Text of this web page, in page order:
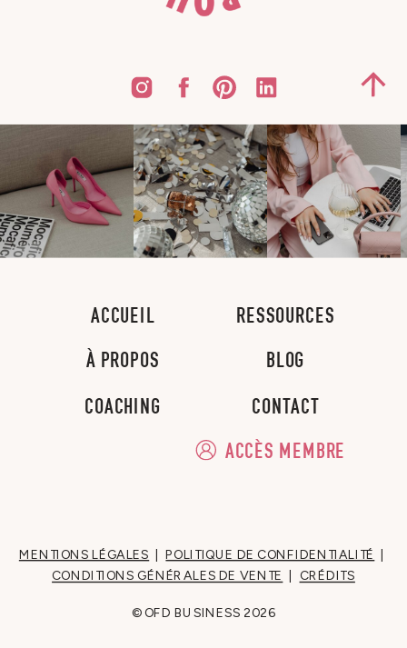
À PROPOS
COACHING
BLOG
CONTACT
ACCUEIL RESSOURCES
ACCÈS MEMBRE
MENTIONS LÉGALES |POLITIQUE DE CONFIDENTIALITÉ |
CONDITIONS GÉNÉRALES DE VENTE CRÉDITS
© OFD BUSINESS2026